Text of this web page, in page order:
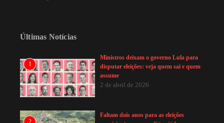
Últimas Notícias
1
Ministros deixam o governo Lula para
disputar eleições: veja quem sai e quem
assume
2 de abril de 2026
2
Faltam dois anos para as eleições